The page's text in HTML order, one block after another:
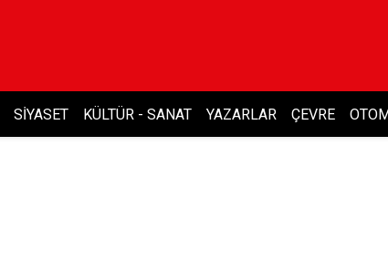
SIYASET KÜLTÜR - SANAT YAZARLAR ÇEVRE